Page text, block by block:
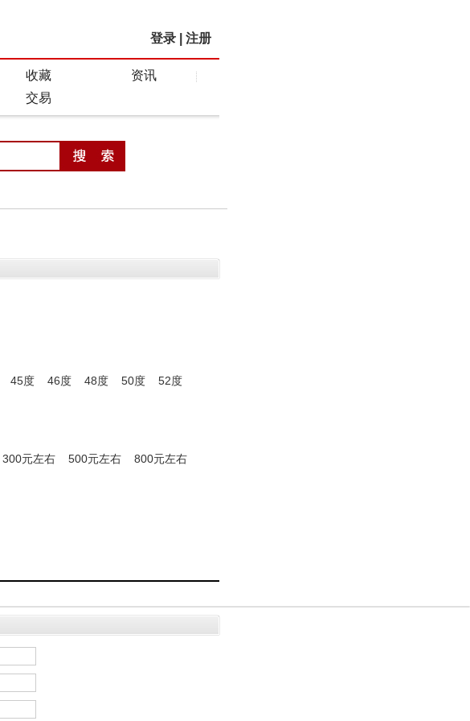
登录 注册
收藏
资讯
交易
45度 46度 48度 50度
52度
300元左右 500元左右
800元左右